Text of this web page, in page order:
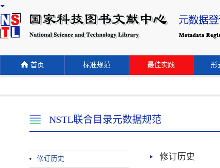
首页 标准规范 最佳实践 形
NSTL联合目录元数据规范
修订历史 修订历史